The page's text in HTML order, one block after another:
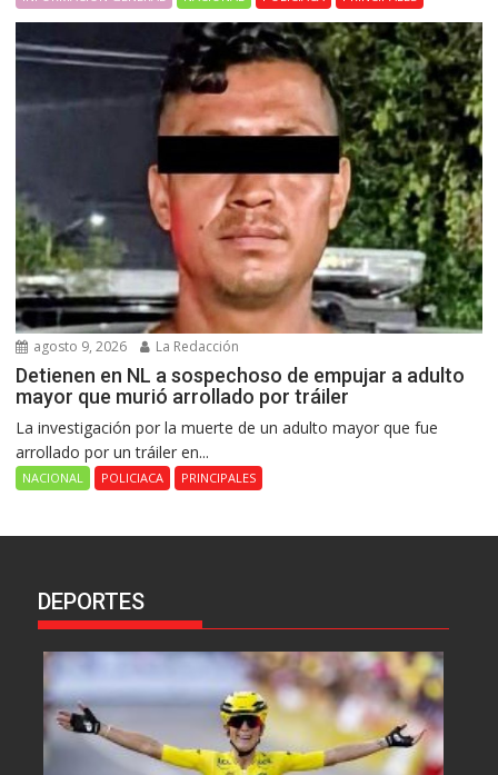
agosto 9, 2026 La Redacción
Detienen en NL a sospechoso de empujar a adulto
mayor que murió arrollado por tráiler
La investigación por la muerte de un adulto mayor que fue
arrollado por un tráiler en...
NACIONAL POLICIACA PRINCIPALES
DEPORTES